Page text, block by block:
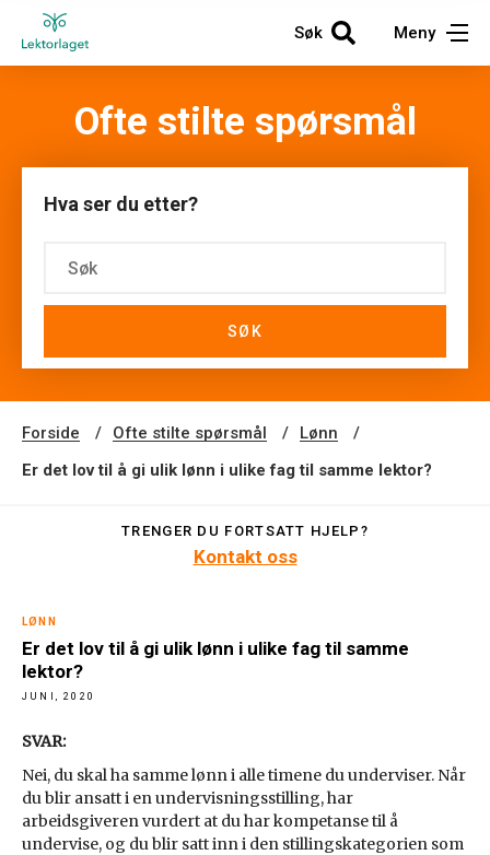
Søk Meny
Ofte stilte spørsmål
Hva ser du etter?
SØK
Forside Ofte stilte spørsmål
Lønn
Er det lov til å gi ulik lønn i ulike fag til samme lektor?
LØNN
Er det lov til å gi ulik lønn i ulike fag til samme
lektor?
JUNI, 2020
SVAR:
Nei, du skal ha samme lønn i alle timene du underviser. Når
du blir ansatt i en undervisningsstilling, har
arbeidsgiveren vurdert at du har kompetanse til å
undervise, og du blir satt inn i den stillingskategorien som
TRENGER DU FORTSATT HJELP?
Kontakt oss